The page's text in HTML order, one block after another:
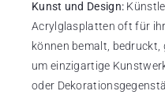
Kunst und Design:
Acrylglasplatten oft für
können bemalt, bedruckt,
um einzigartige
oder